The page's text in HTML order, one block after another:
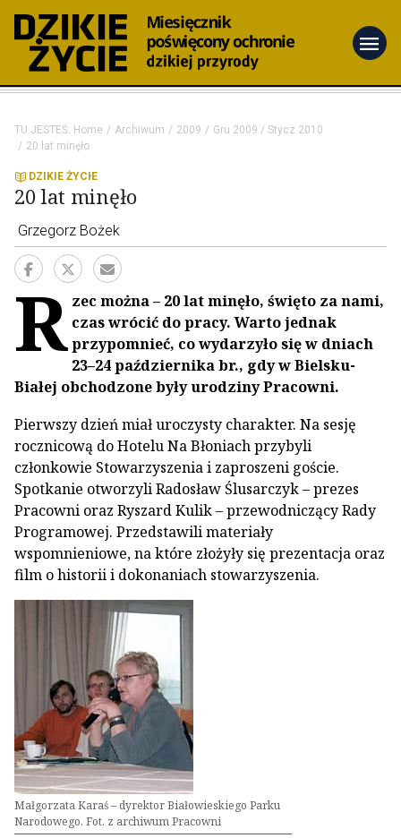
menu
TU JESTEŚ: Home Archiwum 2009
Gru 2009 / Stycz 2010
20 lat minęło
DZIKIE ŻYCIE
20 lat minęło
Grzegorz Bożek
R zec można – 20 lat minęło, święto za nami,
czas wrócić do pracy. Warto jednak
przypomnieć, co wydarzyło się w dniach
23–24 października br., gdy w Bielsku-
Białej obchodzone były urodziny Pracowni.
Pierwszy dzień miał uroczysty charakter. Na sesję
rocznicową do Hotelu Na Błoniach przybyli
członkowie Stowarzyszenia i zaproszeni goście.
Spotkanie otworzyli Radosław Ślusarczyk – prezes
Pracowni oraz Ryszard Kulik – przewodniczący Rady
Programowej. Przedstawili materiały
wspomnieniowe, na które złożyły się prezentacja oraz
film o historii i dokonaniach stowarzyszenia.
Małgorzata Karaś – dyrektor Białowieskiego Parku
Narodowego. Fot. z archiwum Pracowni